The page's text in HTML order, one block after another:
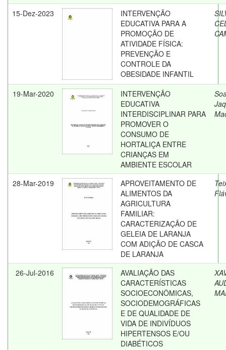
15-Dez-2023
INTERVENÇÃO
EDUCATIVA PARA A
PROMOÇÃO DE
ATIVIDADE FÍSICA:
PREVENÇÃO E
CONTROLE DA
OBESIDADE INFANTIL
19-Mar-2020
INTERVENÇÃO
EDUCATIVA
INTERDISCIPLINAR PARA
PROMOVER O
CONSUMO DE
HORTALIÇA ENTRE
CRIANÇAS EM
AMBIENTE ESCOLAR
28-Mar-2019
APROVEITAMENTO DE
ALIMENTOS DA
AGRICULTURA
FAMILIAR:
CARACTERIZAÇÃO DE
GELEIA DE LARANJA
COM ADIÇÃO DE CASCA
DE LARANJA
26-Jul-2016
AVALIAÇÃO DAS
CARACTERÍSTICAS
SOCIOECONÔMICAS,
SOCIODEMOGRÁFICAS
E DE QUALIDADE DE
VIDA DE INDIVÍDUOS
HIPERTENSOS E/OU
DIABÉTICOS